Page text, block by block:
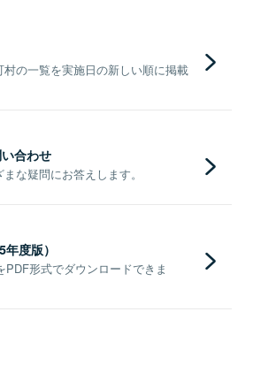
の一覧を実施日の新しい順に掲載
合わせ
な疑問にお答えします。
度版）
形式でダウンロードできま